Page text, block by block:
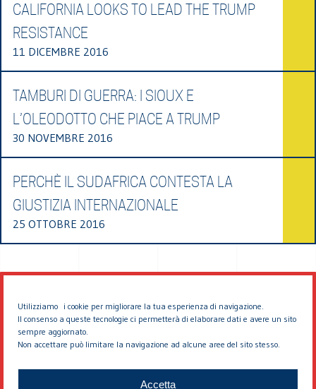
Utilizziamo i cookie per migliorare la tua esperienza di navigazione.
Il consenso a queste tecnologie ci permetterà di elaborare dati e avere un sito
sempre aggiornato.
Non accettare può limitare la navigazione ad alcune aree del sito stesso.
Accetta
CALIFORNIA LOOKS TO LEAD THE TRUMP
RESISTANCE
11 DICEMBRE 2016
TAMBURI DI GUERRA: I SIOUX E
L’OLEODOTTO CHE PIACE A TRUMP
30 NOVEMBRE 2016
PERCHÈ IL SUDAFRICA CONTESTA LA
GIUSTIZIA INTERNAZIONALE
25 OTTOBRE 2016
© 2026 EDDYBURG